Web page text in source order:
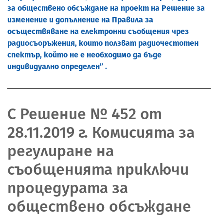
за обществено обсъждане на проект на Решение за
изменение и допълнение на Правила за
осъществяване на електронни съобщения чрез
радиосъоръжения, които ползват радиочестотен
спектър, който не е необходимо да бъде
индивидуално определен” .
С Решение № 452 от
28.11.2019 г. Комисията за
регулиране на
съобщенията приключи
процедурата за
обществено обсъждане